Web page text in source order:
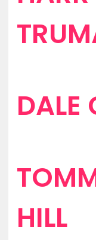
DALE
HILL